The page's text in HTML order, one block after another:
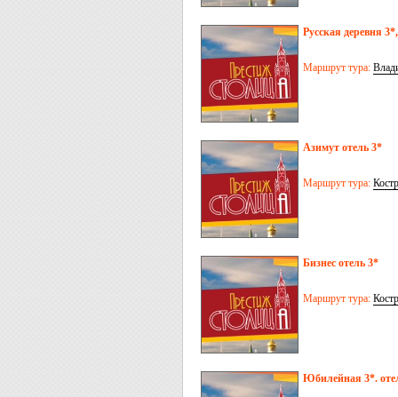
Русская деревня
Маршрут тура:
Азимут отель 3*
Маршрут тура:
Бизнес отель 3*
Маршрут тура:
Юбилейная 3*.